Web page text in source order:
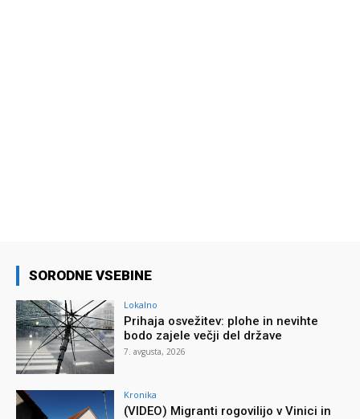
SORODNE VSEBINE
Lokalno
Prihaja osvežitev: plohe in nevihte
bodo zajele večji del države
7. avgusta, 2026
Kronika
(VIDEO) Migranti rogovilijo v Vinici in